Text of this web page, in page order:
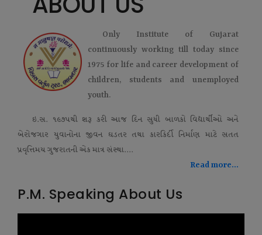
Only Institute of Gujarat
continuously working till today since
1975 for life and career development of
children, students and unemployed
youth.
ઇ.સ. ૧૯૭૫થી શરૂ કરી આજ દિન સુધી બાળકો વિદ્યાર્થીઓ અને
બેરોજગાર યુવાનોના જીવન ઘડતર તથા કારકિર્દી નિર્માણ માટે સતત
પ્રવૃત્તિમય ગુજરાતની એક માત્ર સંસ્થા....
Read more...
P.M. Speaking About Us